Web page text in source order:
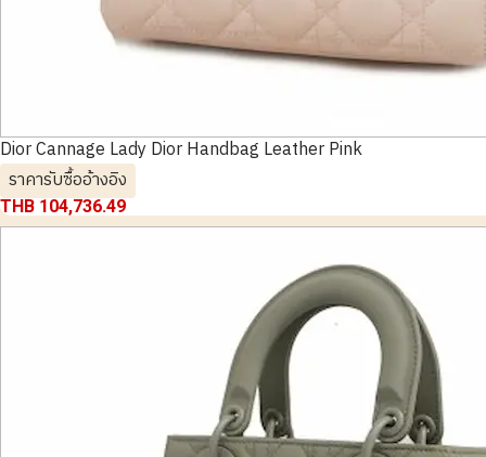
Dior Cannage Lady Dior Handbag Leather Pink
ราคารับซื้ออ้างอิง
THB 104,736.49